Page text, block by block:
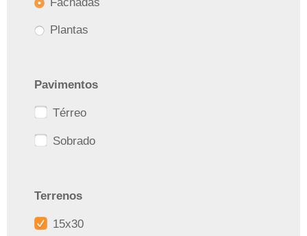
Plantas
Pavimentos
Térreo
Sobrado
Terrenos
15x30